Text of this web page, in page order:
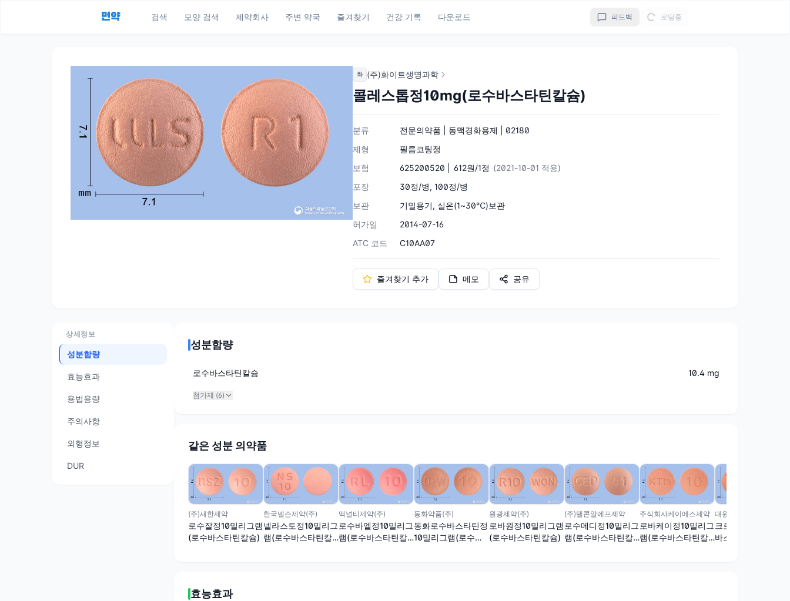
먼약 검색 모양 검색 제약회사 주변 약국 즐겨찾기 건강 기록 다운로드 피드백 로딩중
화 (주)화이트생명과학
콜레스톱정10mg(로수바스타틴칼슘)
분류
전문의약품 | 동맥경화용제 | 02180
제형
필름코팅정
보험
625200520 | 612원/1정 (2021-10-01 적용)
포장
30정/병, 100정/병
보관
기밀용기, 실온(1~30℃)보관
허가일
2014-07-16
ATC 코드
C10AA07
즐겨찾기 추가 메모 공유
상세정보
성분함량
효능효과
용법용량
주의사항
외형정보
DUR
성분함량
로수바스타틴칼슘 10.4 mg
첨가제 (6)
같은 성분 의약품
(주)새한제약
로수잘정10밀리그램
(로수바스타틴칼슘)
한국넬슨제약(주)
넬라스토정10밀리그
램(로수바스타틴칼
맥널티제약(주)
로수바엘정10밀리그
램(로수바스타틴칼
동화약품(주)
동화로수바스타틴정
10밀리그램(로수바
원광제약(주)
로바원정10밀리그램
(로수바스타틴칼슘)
(주)텔콘알에프제약
로수메디정10밀리그
램(로수바스타틴칼
주식회사케이에스제약
로바케이정10밀리그
램(로수바스타틴칼
대원바이오텍주식회사
크로원정10mg(로수
바스타틴칼슘)
효능효과